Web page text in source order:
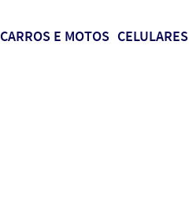
CARROS E MOTOS CELULARES